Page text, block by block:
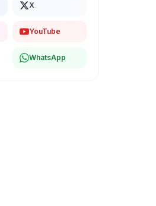
X
YouTube
WhatsApp